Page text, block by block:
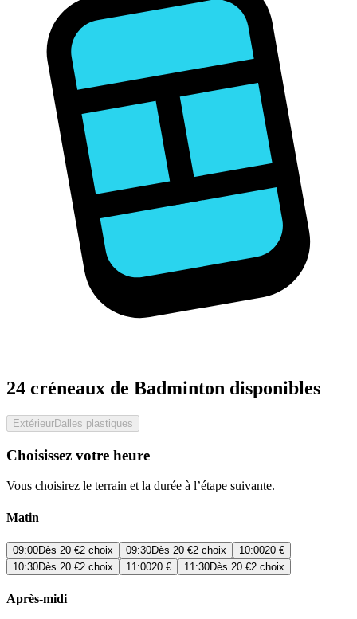
24 créneaux de Badminton disponibles
ExtérieurDalles plastiques
Choisissez votre heure
Vous choisirez le terrain et la durée à l’étape suivante.
Matin
09:00Dès 20 €2 choix 09:30Dès 20 €2 choix 10:0020 €
10:30Dès 20 €2 choix 11:0020 € 11:30Dès 20 €2 choix
Après-midi